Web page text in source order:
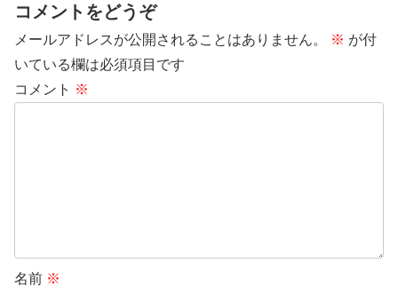
コメントをどうぞ
メールアドレスが公開されることはありません。 ※ が付
いている欄は必須項目です
コメント ※
名前 ※